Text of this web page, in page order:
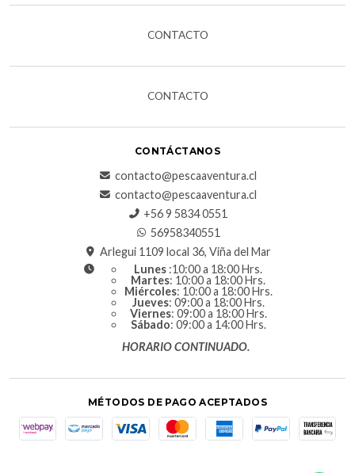
CONTACTO
CONTACTO
CONTÁCTANOS
contacto@pescaaventura.cl
contacto@pescaaventura.cl
+56 9 5834 0551
56958340551
Arlegui 1109 local 36, Viña del Mar
Lunes :10:00 a 18:00 Hrs.
Martes: 10:00 a 18:00 Hrs.
Miércoles: 10:00 a 18:00 Hrs.
Jueves: 09:00 a 18:00 Hrs.
Viernes: 09:00 a 18:00 Hrs.
Sábado: 09:00 a 14:00 Hrs.
HORARIO CONTINUADO.
MÉTODOS DE PAGO ACEPTADOS